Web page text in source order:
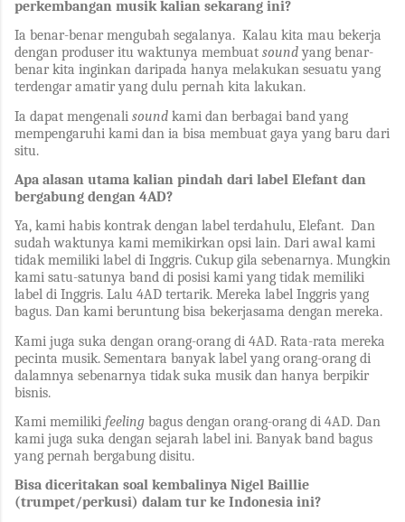
perkembangan musik kalian sekarang ini?
Ia benar-benar mengubah segalanya. Kalau kita mau bekerja
dengan produser itu waktunya membuat soundyang benar-
benar kita inginkan daripada hanya melakukan sesuatu yang
terdengar amatir yang dulu pernah kita lakukan.
Ia dapat mengenali sound kami dan berbagai band yang
mempengaruhi kami dan ia bisa membuat gaya yang baru dari
situ.
Apa alasan utama kalian pindah dari label Elefant dan
bergabung dengan 4AD?
Ya, kami habis kontrak dengan label terdahulu, Elefant. Dan
sudah waktunya kami memikirkan opsi lain. Dari awal kami
tidak memiliki label di Inggris. Cukup gila sebenarnya. Mungkin
kami satu-satunya band di posisi kami yang tidak memiliki
label di Inggris. Lalu 4AD tertarik. Mereka label Inggris yang
bagus. Dan kami beruntung bisa bekerjasama dengan mereka.
Kami juga suka dengan orang-orang di 4AD. Rata-rata mereka
pecinta musik. Sementara banyak label yang orang-orang di
dalamnya sebenarnya tidak suka musik dan hanya berpikir
bisnis.
Kami memiliki feeling bagus dengan orang-orang di 4AD. Dan
kami juga suka dengan sejarah label ini. Banyak band bagus
yang pernah bergabung disitu.
Bisa diceritakan soal kembalinya Nigel Baillie
(trumpet/perkusi) dalam tur ke Indonesia ini?